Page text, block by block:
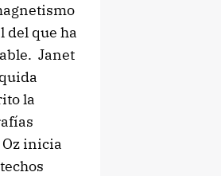
del que ha
Janet
la
inicia